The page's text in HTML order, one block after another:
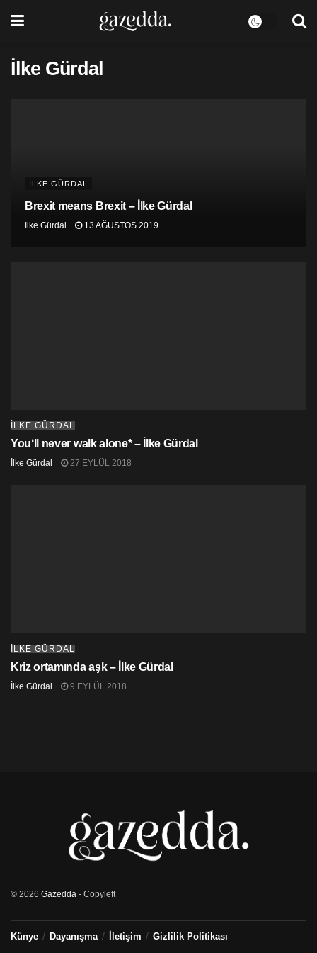
İlke Gürdal
İLKE GÜRDAL
Brexit means Brexit – İlke Gürdal
İlke Gürdal 13 AĞUSTOS 2019
İLKE GÜRDAL
You‘ll never walk alone* – İlke Gürdal
İlke Gürdal 27 EYLÜL 2018
İLKE GÜRDAL
Kriz ortamında aşk – İlke Gürdal
İlke Gürdal 9 EYLÜL 2018
© 2026 Gazedda - Copyleft
Künye Dayanışma İletişim Gizlilik Politikası